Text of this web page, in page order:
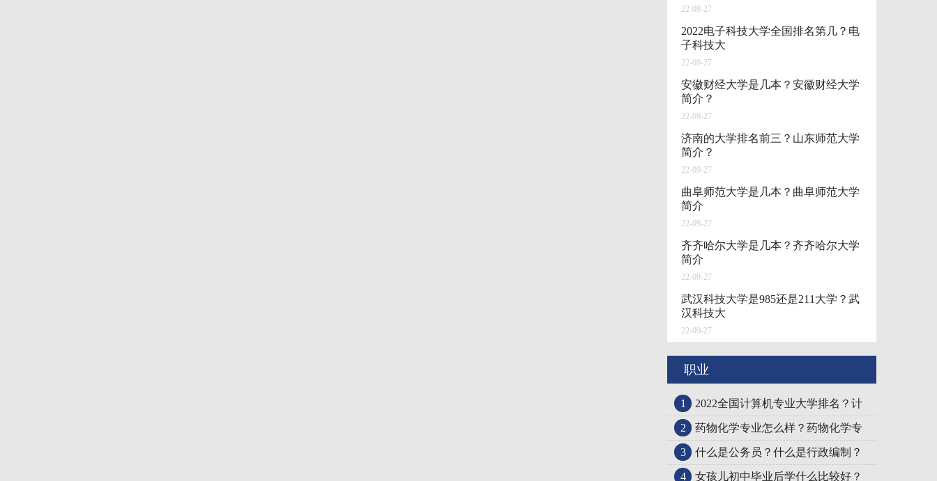
22-09-27
2022电子科技大学全国排名第几？电
子科技大
22-09-27
安徽财经大学是几本？安徽财经大学
简介？
22-09-27
济南的大学排名前三？山东师范大学
简介？
22-09-27
曲阜师范大学是几本？曲阜师范大学
简介
22-09-27
齐齐哈尔大学是几本？齐齐哈尔大学
简介
22-09-27
武汉科技大学是985还是211大学？武
汉科技大
22-09-27
职业
1 2022全国计算机专业大学排名？计
2 药物化学专业怎么样？药物化学专
3 什么是公务员？什么是行政编制？
4 女孩儿初中毕业后学什么比较好？